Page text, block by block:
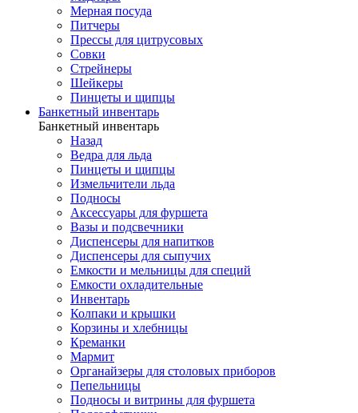
Мерная посуда
Питчеры
Прессы для цитрусовых
Совки
Стрейнеры
Шейкеры
Пинцеты и щипцы
Банкетный инвентарь
Банкетный инвентарь
Назад
Ведра для льда
Пинцеты и щипцы
Измельчители льда
Подносы
Аксессуары для фуршета
Вазы и подсвечники
Диспенсеры для напитков
Диспенсеры для сыпучих
Емкости и мельницы для специй
Емкости охладительные
Инвентарь
Колпаки и крышки
Корзины и хлебницы
Креманки
Мармит
Органайзеры для столовых приборов
Пепельницы
Подносы и витрины для фуршета